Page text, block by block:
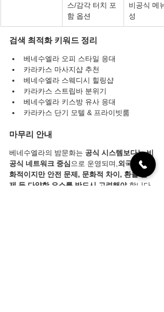
스/감각 터치 포
함 옵션
비공식 메
성
검색 최적화 키워드 정리
베네수엘라 오피 스타일 응대
카라카스 마사지샵 추천
베네수엘라 스웨디시 힐링샵
카라카스 스트립바 분위기
베네수엘라 키스방 유사 응대
카라카스 단기 모텔 & 프라이빗룸
마무리 안내
베네수엘라의 밤문화는 공식 시스템보다는 비
공식 네트워크 중심 으로 운영되며, 외국인 친
화적이지만 안전 문제, 문화적 차이, 환율 문
제 등 다양한 요소를 반드시 고려해야 합니다.